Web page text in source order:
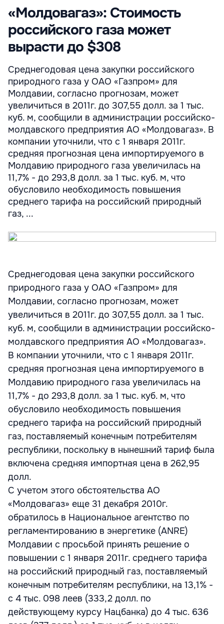
«Молдовагаз»: Стоимость
российского газа может
вырасти до $308
Среднегодовая цена закупки российского
природного газа у ОАО «Газпром» для
Молдавии, согласно прогнозам, может
увеличиться в 2011г. до 307,55 долл. за 1 тыс.
куб. м, сообщили в администрации российско-
молдавского предприятия АО «Молдовагаз». В
компании уточнили, что с 1 января 2011г.
средняя прогнозная цена импортируемого в
Молдавию природного газа увеличилась на
11,7% - до 293,8 долл. за 1 тыс. куб. м, что
обусловило необходимость повышения
среднего тарифа на российский природный
газ, ...
Среднегодовая цена закупки российского
природного газа у ОАО «Газпром» для
Молдавии, согласно прогнозам, может
увеличиться в 2011г. до 307,55 долл. за 1 тыс.
куб. м, сообщили в администрации российско-
молдавского предприятия АО «Молдовагаз».
В компании уточнили, что с 1 января 2011г.
средняя прогнозная цена импортируемого в
Молдавию природного газа увеличилась на
11,7% - до 293,8 долл. за 1 тыс. куб. м, что
обусловило необходимость повышения
среднего тарифа на российский природный
газ, поставляемый конечным потребителям
республики, поскольку в нынешний тариф была
включена средняя импортная цена в 262,95
долл.
С учетом этого обстоятельства АО
«Молдовагаз» еще 31 декабря 2010г.
обратилось в Национальное агентство по
регламентированию в энергетике (ANRE)
Молдавии с просьбой принять решение о
повышении с 1 января 2011г. среднего тарифа
на российский природный газ, поставляемый
конечным потребителям республики, на 13,1% -
с 4 тыс. 098 леев (333,2 долл. по
действующему курсу Нацбанка) до 4 тыс. 636